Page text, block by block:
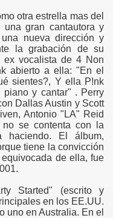
otra estrella mas del
gran cantautora y
nueva dirección y
la grabación de su
ex vocalista de 4 Non
abierto a ella: "En el
sientes?, Y ella P!nk
piano y cantar" . Perry
Dallas Austin y Scott
Antonio "LA" Reid
se contenta con la
haciendo. El álbum,
tiene la convicción
de ella, fue
Started" (escrito y
en los EE.UU.
uno en Australia. En el